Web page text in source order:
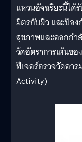
แหวนอัจฉริยะนี้ได้
มิตรกับผิว และป้อง
สุขภาพและออกกำ
วัดอัตราการเต้นข
ฟีเจอร์ตรวจวัดอา
Activity)